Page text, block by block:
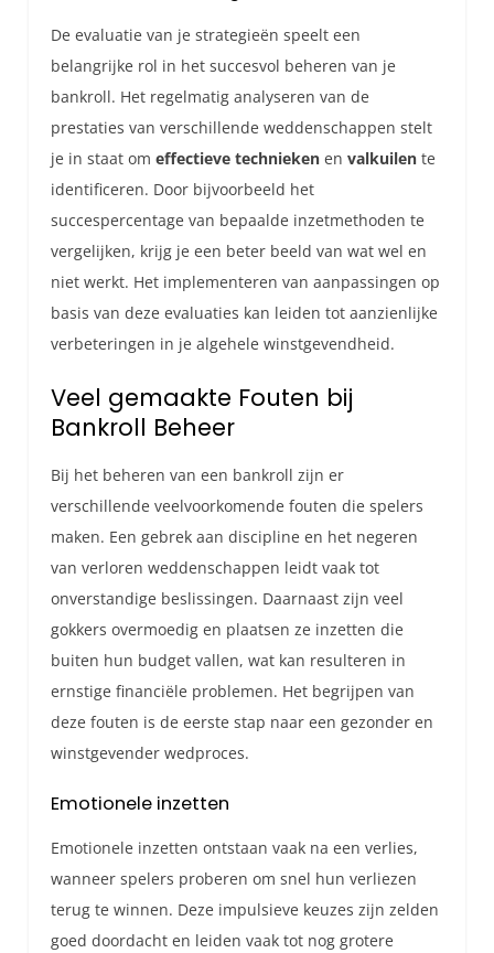
De evaluatie van je strategieën speelt een
belangrijke rol in het succesvol beheren van je
bankroll. Het regelmatig analyseren van de
prestaties van verschillende weddenschappen stelt
je in staat omeffectieve technieken envalkuilen te
identificeren. Door bijvoorbeeld het
succespercentage van bepaalde inzetmethoden te
vergelijken, krijg je een beter beeld van wat wel en
niet werkt. Het implementeren van aanpassingen op
basis van deze evaluaties kan leiden tot aanzienlijke
verbeteringen in je algehele winstgevendheid.
Veel gemaakte Fouten bij
Bankroll Beheer
Bij het beheren van een bankroll zijn er
verschillende veelvoorkomende fouten die spelers
maken. Een gebrek aan discipline en het negeren
van verloren weddenschappen leidt vaak tot
onverstandige beslissingen. Daarnaast zijn veel
gokkers overmoedig en plaatsen ze inzetten die
buiten hun budget vallen, wat kan resulteren in
ernstige financiële problemen. Het begrijpen van
deze fouten is de eerste stap naar een gezonder en
winstgevender wedproces.
Emotionele inzetten
Emotionele inzetten ontstaan vaak na een verlies,
wanneer spelers proberen om snel hun verliezen
terug te winnen. Deze impulsieve keuzes zijn zelden
goed doordacht en leiden vaak tot nog grotere